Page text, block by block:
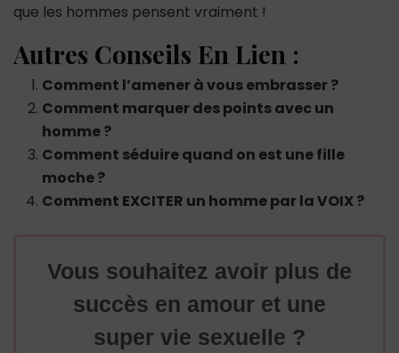
que les hommes pensent vraiment !
Autres Conseils En Lien :
Comment l’amener à vous embrasser ?
Comment marquer des points avec un
homme ?
Comment séduire quand on est une fille
moche ?
Comment EXCITER un homme par la VOIX ?
Vous souhaitez avoir plus de
succès en amour et une
super vie sexuelle ?